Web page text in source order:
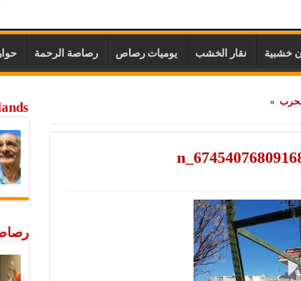
خشبية نقار الخشب يوميات رصاص رصاصة الرحمة
»